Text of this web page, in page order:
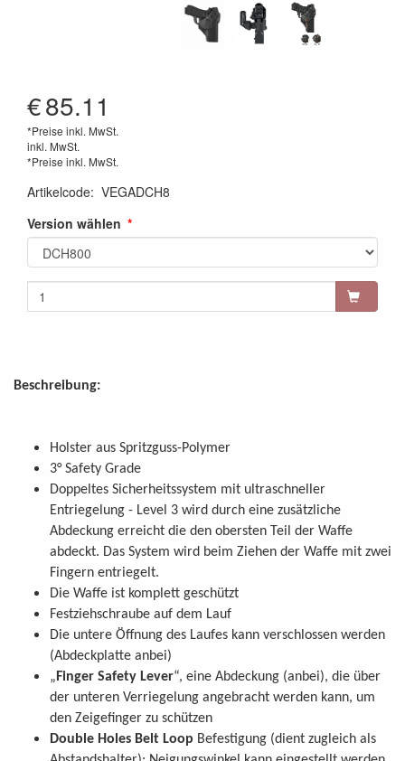
€85.11
*Preise inkl. MwSt.
inkl. MwSt.
*Preise inkl. MwSt.
Artikelcode: VEGADCH8
Version wählen
Beschreibung:
Holster aus Spritzguss-Polymer
3° Safety Grade
Doppeltes Sicherheitssystem mit ultraschneller
Entriegelung - Level 3 wird durch eine zusätzliche
Abdeckung erreicht die den obersten Teil der Waffe
abdeckt. Das System wird beim Ziehen der Waffe mit zwei
Fingern entriegelt.
Die Waffe ist komplett geschützt
Festziehschraube auf dem Lauf
Die untere Öffnung des Laufes kann verschlossen werden
(Abdeckplatte anbei)
„ Finger Safety Lever“, eine Abdeckung (anbei), die über
der unteren Verriegelung angebracht werden kann, um
den Zeigefinger zu schützen
Double Holes Belt Loop Befestigung (dient zugleich als